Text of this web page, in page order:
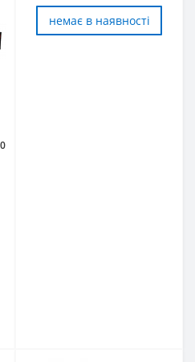
немає в наявностi